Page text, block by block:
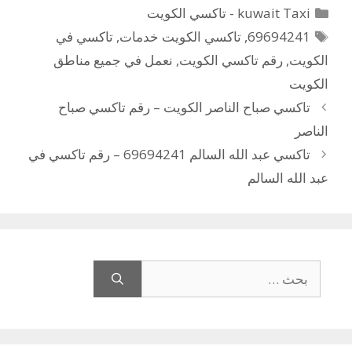
التصنيفات
kuwait Taxi - تاكسي الكويت
الوسوم
69694241
,تاكسي الكويت خدمات,تاكسي في
الكويت, رقم تاكسي الكويت, نعمل في جميع مناطق
الكويت
تاكسي صباح الناصر الكويت – رقم تاكسي صباح
الناصر
تاكسي عبد الله السالم 69694241 – رقم تاكسي في
عبد الله السالم
عن: